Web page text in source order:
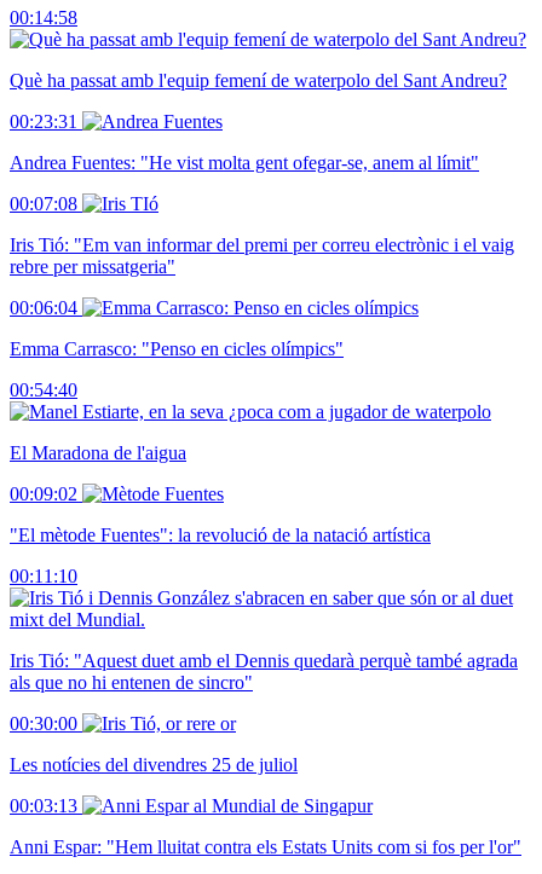
00:14:58
Què ha passat amb l'equip femení de waterpolo del Sant Andreu?
00:23:31
Andrea Fuentes: "He vist molta gent ofegar-se, anem al límit"
00:07:08
Iris Tió: "Em van informar del premi per correu electrònic i el vaig
rebre per missatgeria"
00:06:04
Emma Carrasco: "Penso en cicles olímpics"
00:54:40
El Maradona de l'aigua
00:09:02
"El mètode Fuentes": la revolució de la natació artística
00:11:10
Iris Tió: "Aquest duet amb el Dennis quedarà perquè també agrada
als que no hi entenen de sincro"
00:30:00
Les notícies del divendres 25 de juliol
00:03:13
Anni Espar: "Hem lluitat contra els Estats Units com si fos per l'or"